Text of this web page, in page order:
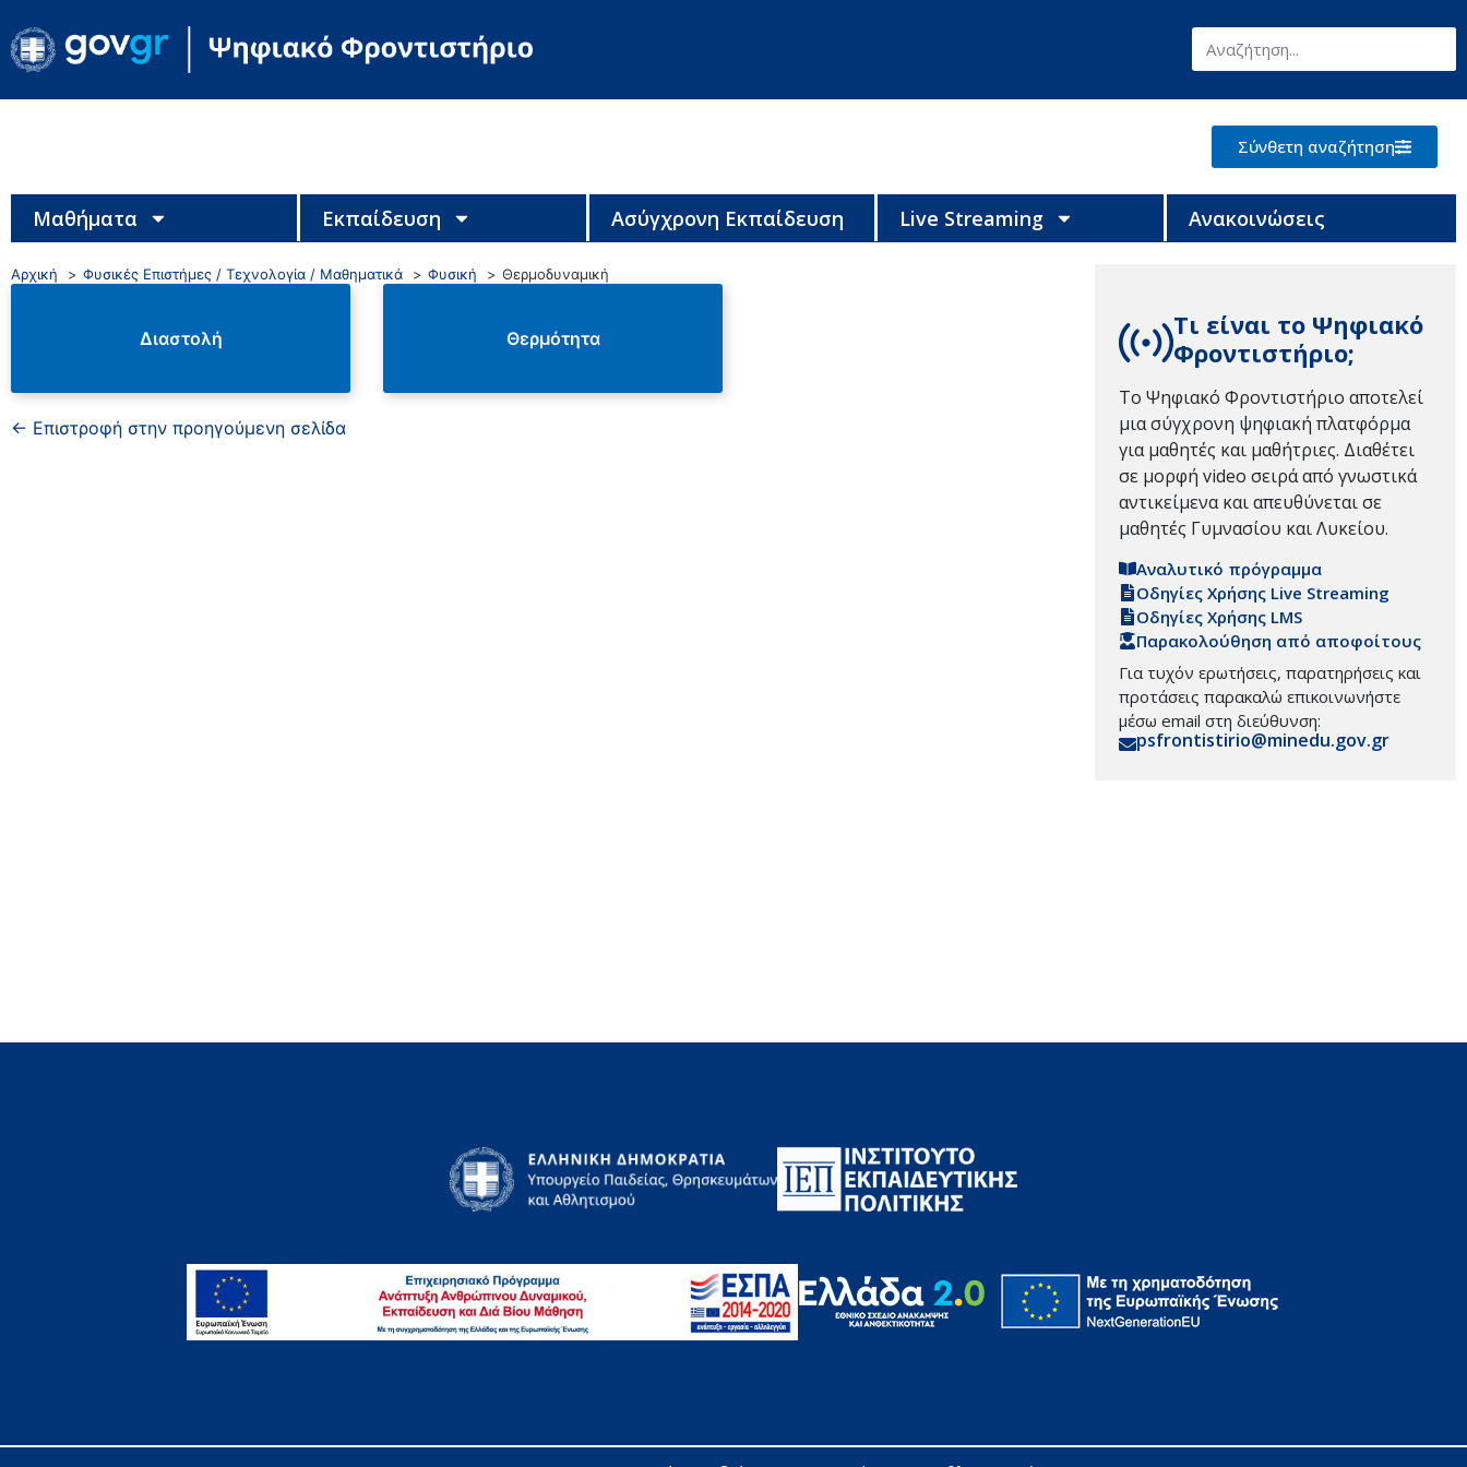
Σύνθετη αναζήτηση
Μαθήματα Εκπαίδευση Ασύγχρονη Εκπαίδευση Live Streaming Ανακοινώσεις
Αρχική Φυσικές Επιστήμες / Τεχνολογία / Μαθηματικά Φυσική Θερμοδυναμική
Διαστολή Θερμότητα
← Επιστροφή στην προηγούμενη σελίδα
Τι είναι το Ψηφιακό
Φροντιστήριο;
Το Ψηφιακό Φροντιστήριο αποτελεί
μια σύγχρονη ψηφιακή πλατφόρμα
για μαθητές και μαθήτριες. Διαθέτει
σε μορφή video σειρά από γνωστικά
αντικείμενα και απευθύνεται σε
μαθητές Γυμνασίου και Λυκείου.
Αναλυτικό πρόγραμμα
Οδηγίες Χρήσης Live Streaming
Οδηγίες Χρήσης LMS
Παρακολούθηση από αποφοίτους
Για τυχόν ερωτήσεις, παρατηρήσεις και
προτάσεις παρακαλώ επικοινωνήστε
μέσω email στη διεύθυνση:
psfrontistirio@minedu.gov.gr